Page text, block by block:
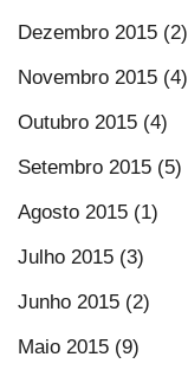
Dezembro 2015 (2)
Novembro 2015 (4)
Outubro 2015 (4)
Setembro 2015 (5)
Agosto 2015 (1)
Julho 2015 (3)
Junho 2015 (2)
Maio 2015 (9)